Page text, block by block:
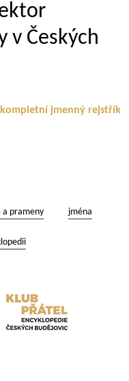
v Českých
jmenný rejstřík
prameny jména